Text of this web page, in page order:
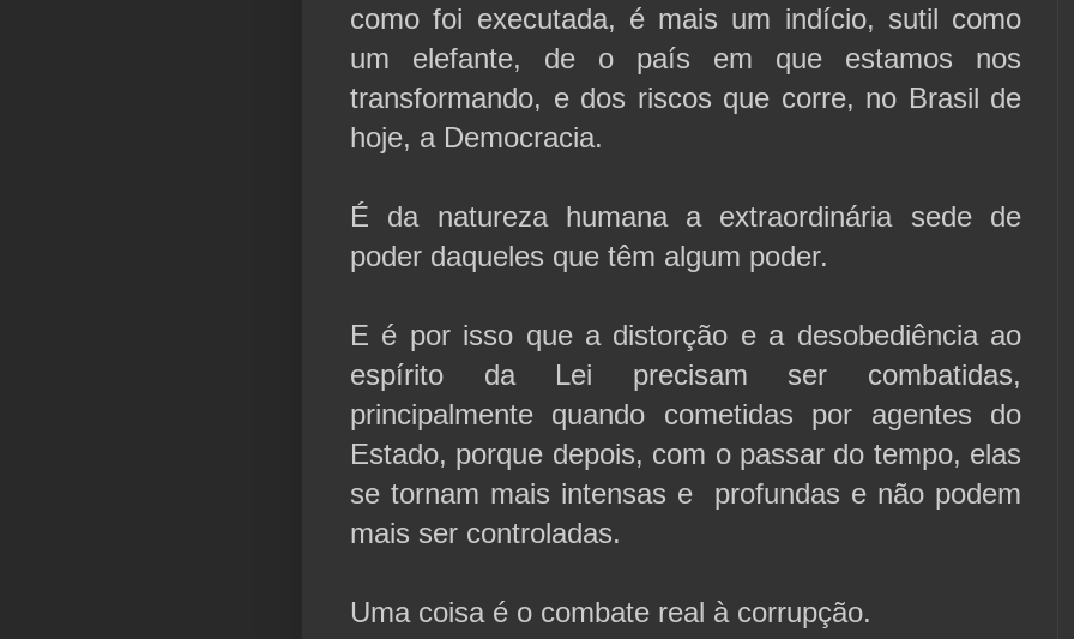
como foi executada, é mais um indício, sutil como
um elefante, de o país em que estamos nos
transformando, e dos riscos que corre, no Brasil de
hoje, a Democracia.
É da natureza humana a extraordinária sede de
poder daqueles que têm algum poder.
E é por isso que a distorção e a desobediência ao
espírito da Lei precisam ser combatidas,
principalmente quando cometidas por agentes do
Estado, porque depois, com o passar do tempo, elas
se tornam mais intensas e profundas e não podem
mais ser controladas.
Uma coisa é o combate real à corrupção.